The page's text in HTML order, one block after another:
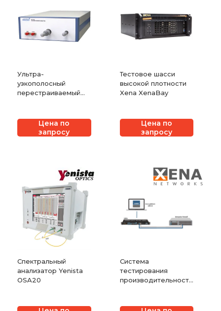
Ультра-
узкополосный
перестраиваемый
Цена по
запросу
Тестовое шасси
высокой плотности
Xena XenaBay
Цена по
запросу
Спектральный
анализатор Yenista
OSA20
Система
тестирования
производительности
Safire